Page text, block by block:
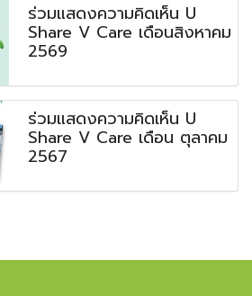
ร่วมแสดงความคิดเห็น U
Share V Care เดือนสิงหาคม
2569
ร่วมแสดงความคิดเห็น U
Share V Care เดือน ตุลาคม
2567